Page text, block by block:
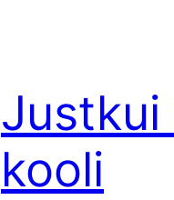
Justkui
kooli